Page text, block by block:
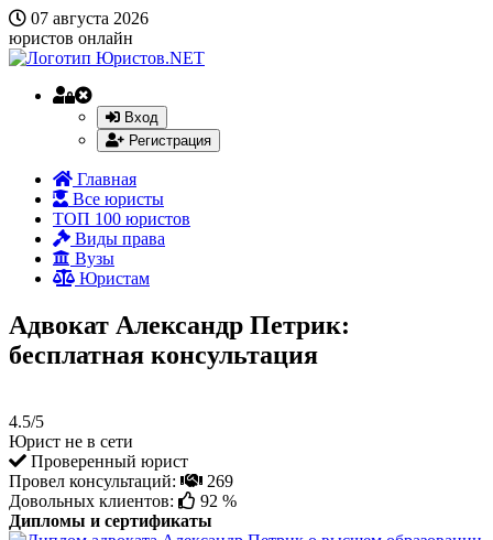
07 августа 2026
юристов онлайн
Вход
Регистрация
Главная
Все юристы
ТОП 100 юристов
Виды права
Вузы
Юристам
Адвокат Александр Петрик:
бесплатная консультация
4.5/5
Юрист не в сети
Проверенный юрист
Провел консультаций:
269
Довольных клиентов:
92 %
Дипломы и сертификаты